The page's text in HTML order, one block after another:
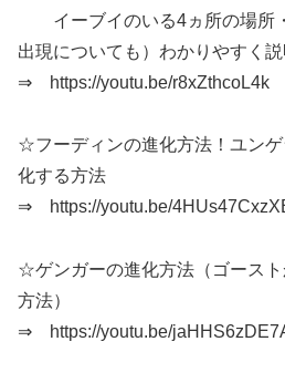
イーブイのいる4ヵ所の場所
出現についても）わかりやすく説
⇒ https://youtu.be/r8xZthcoL4k
☆フーディンの進化方法！ユン
化する方法
⇒ https://youtu.be/
☆ゲンガーの進化方法（ゴース
方法）
⇒ https://youtu.be/